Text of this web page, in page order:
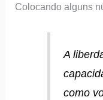
Colocando alguns
A
como